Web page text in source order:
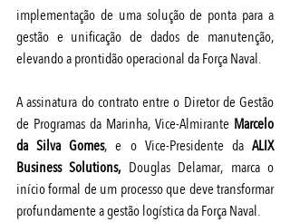
implementação de uma solução de ponta para a
gestão e unificação de dados de manutenção,
elevando a prontidão operacional da Força Naval.
A assinatura do contrato entre o Diretor de Gestão
de Programas da Marinha, Vice-Almirante Marcelo
da Silva Gomes, e o Vice-Presidente da
ALIX
Business Solutions, Douglas Delamar, marca o
início formal de um processo que deve transformar
profundamente a gestão logística da Força Naval.